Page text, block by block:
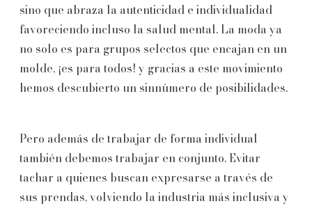
sino que abraza la autenticidad e individualidad
favoreciendo incluso la salud mental. La moda ya
no solo es para grupos selectos que encajan en un
molde, ¡es para todos! y gracias a este movimiento
hemos descubierto un sinnúmero de posibilidades.
Pero además de trabajar de forma individual
también debemos trabajar en conjunto. Evitar
tachar a quienes buscan expresarse a través de
sus prendas, volviendo la industria más inclusiva y